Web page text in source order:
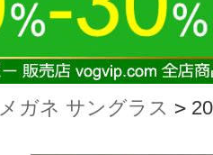
メガネ サングラス >